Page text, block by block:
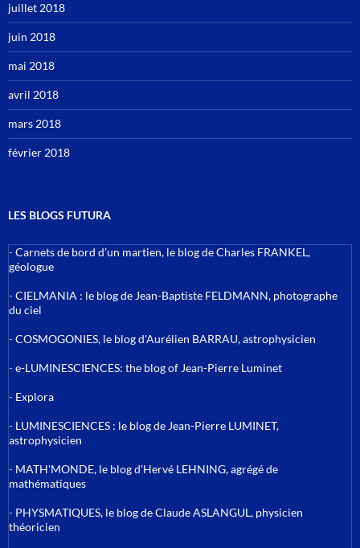
juillet 2018
juin 2018
mai 2018
avril 2018
mars 2018
février 2018
LES BLOGS FUTURA
-Carnets de bord d’un martien, le blog de Charles FRANKEL,
géologue
-CIELMANIA : le blog de Jean-Baptiste FELDMANN, photographe
du ciel
-COSMOGONIES, le blog d'Aurélien BARRAU, astrophysicien
-e-LUMINESCIENCES: the blog of Jean-Pierre Luminet
- Explora
- LUMINESCIENCES : le blog de Jean-Pierre LUMINET,
astrophysicien
- MATH'MONDE, le blog d'Hervé LEHNING, agrégé de
mathématiques
- PHYSMATIQUES, le blog de Claude ASLANGUL, physicien
théoricien